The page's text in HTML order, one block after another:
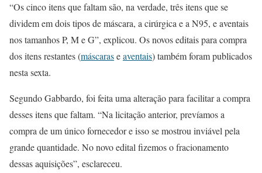
“Os cinco itens que faltam são, na verdade, três itens que se
dividem em dois tipos de máscara, a cirúrgica e a N95, e aventais
nos tamanhos P, M e G”, explicou. Os novos editais para compra
dos itens restantes (máscaraseaventais) também foram publicados
nesta sexta.
Segundo Gabbardo, foi feita uma alteração para facilitar a compra
desses itens que faltam. “Na licitação anterior, prevíamos a
compra de um único fornecedor e isso se mostrou inviável pela
grande quantidade. No novo edital fizemos o fracionamento
dessas aquisições”, esclareceu.